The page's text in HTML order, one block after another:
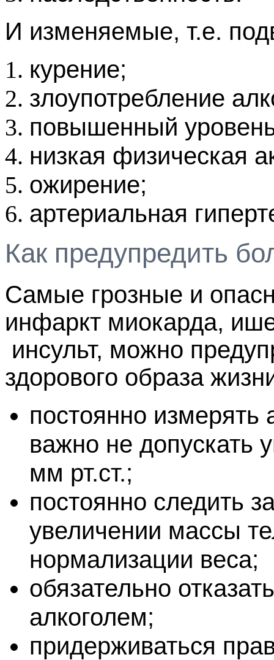
И изменяемые, т.е.
курение;
злоупотребление
повышенный
низкая физическая
ожирение;
артериальная
Как предупредить
Самые грозные и
инфаркт миокарда,
инсульт, можно
здорового образа
постоянно измерять
важно не допускать
мм рт.ст.;
постоянно следить
увеличении массы
нормализации веса;
обязательно
алкоголем;
придерживаться